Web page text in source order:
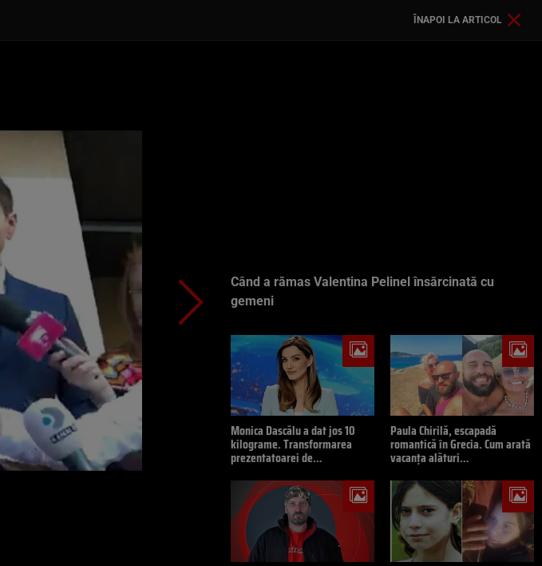
ÎNAPOI LA ARTICOL
Când a rămas Valentina Pelinel însărcinată cu
gemeni
Monica Dascălu a dat jos 10
kilograme. Transformarea
prezentatoarei de…
Paula Chirilă, escapadă
romantică în Grecia. Cum arată
vacanța alături…